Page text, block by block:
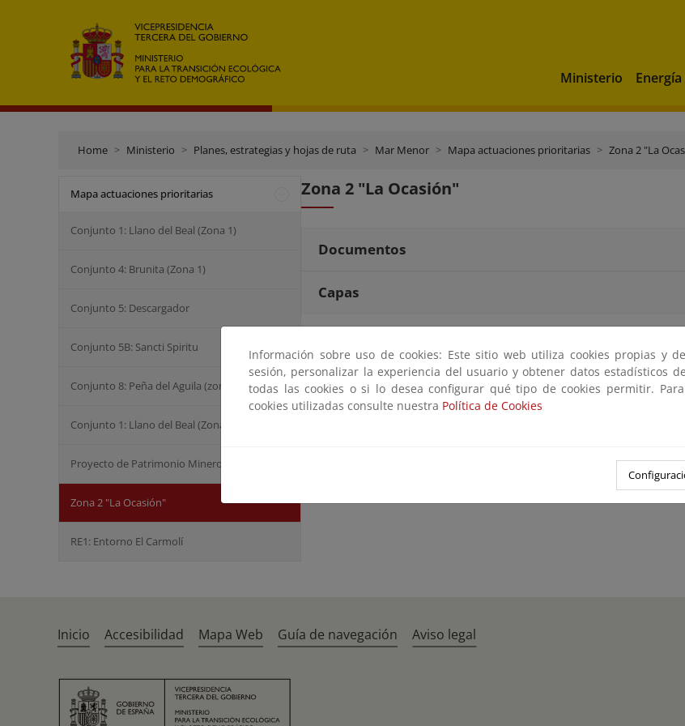
Ministerio Energía
Home Ministerio Planes, estrategias y hojas de ruta Mar Menor Mapa actuaciones prioritarias Zona 2 "La
Mapa actuaciones prioritarias
Conjunto 1: Llano del Beal (Zona 1)
Conjunto 4: Brunita (Zona 1)
Conjunto 5: Descargador
Conjunto 5B: Sancti Spiritu
Conjunto 8: Peña del Aguila (zona 1)
Conjunto 1: Llano del Beal (Zona 2)
Proyecto de Patrimonio Minero
Zona 2 "La Ocasión"
RE1: Entorno El Carmolí
Zona 2 "La Ocasión"
Documentos
Capas
Información sobre uso de cookies: Este sitio web utiliza cookies propias y
sesión, personalizar la experiencia del usuario y obtener datos estadísticos
todas las cookies o si lo desea configurar qué tipo de cookies permitir.
cookies utilizadas consulte nuestra Política de Cookies
Inicio Accesibilidad Mapa Web Guía de navegación Aviso legal